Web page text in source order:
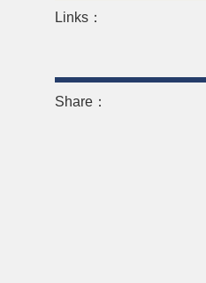
Links：
Share：